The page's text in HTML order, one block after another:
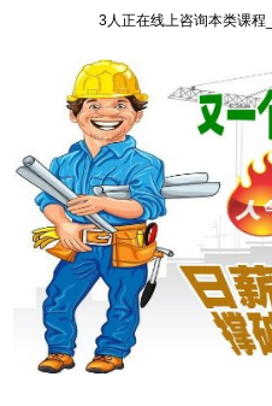
3人正在线上咨询本类课程